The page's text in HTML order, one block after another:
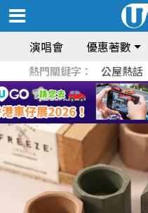
演唱會 優惠著數
熱門關鍵字： 公屋熱話